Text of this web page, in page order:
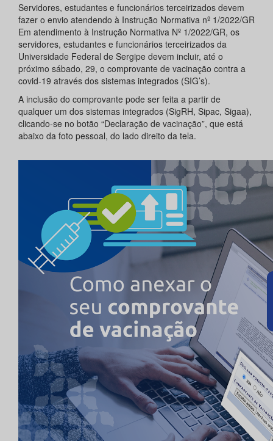
Servidores, estudantes e funcionários terceirizados devem
fazer o envio atendendo à Instrução Normativa nº 1/2022/GR
Em atendimento à Instrução Normativa Nº 1/2022/GR, os
servidores, estudantes e funcionários terceirizados da
Universidade Federal de Sergipe devem incluir, até o
próximo sábado, 29, o comprovante de vacinação contra a
covid-19 através dos sistemas integrados (SIG’s).
A inclusão do comprovante pode ser feita a partir de
qualquer um dos sistemas integrados (SigRH, Sipac, Sigaa),
clicando-se no botão “Declaração de vacinação”, que está
abaixo da foto pessoal, do lado direito da tela.